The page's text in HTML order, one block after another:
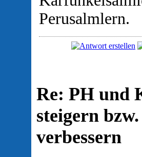
Perusalmlern.
Re: PH und
steigern
verbessern